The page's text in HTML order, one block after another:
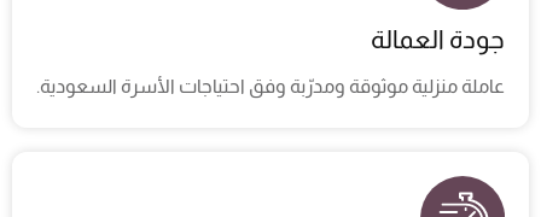
جودة العمالة​
عاملة منزلية موثوقة ومدرّبة وفق احتياجات الأسرة السعودية.